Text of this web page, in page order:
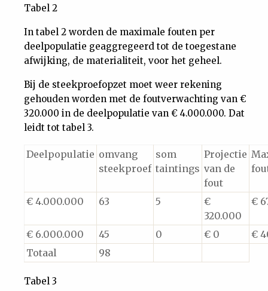
Tabel 2
In tabel 2 worden de maximale fouten per
deelpopulatie geaggregeerd tot de toegestane
afwijking, de materialiteit, voor het geheel.
Bij de steekproefopzet moet weer rekening
gehouden worden met de foutverwachting van €
320.000 in de deelpopulatie van € 4.000.000. Dat
leidt tot tabel 3.
Deelpopulatie omvang
steekproef
som
taintings
Projectie
van de
fout
€ 4.000.000 63 5
€
320.000
€
€ 6.000.000 45 0 € 0
€
Totaal
98
Tabel 3